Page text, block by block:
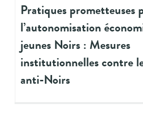
Pratiques prometteuses
l’autonomisation
jeunes Noirs : Mesures
institutionnelles contre
anti-Noirs